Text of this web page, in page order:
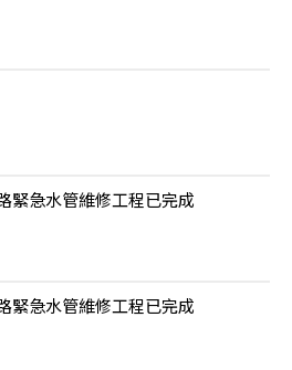
緊急水管維修工程已完成
緊急水管維修工程已完成